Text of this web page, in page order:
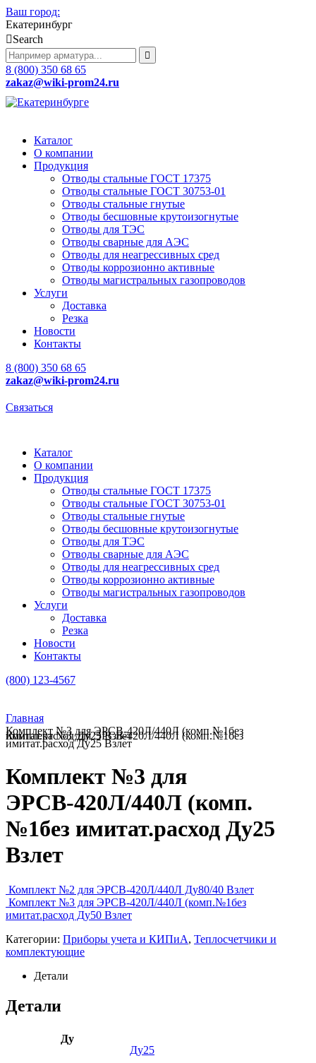
Ваш город:
Екатеринбург
Search
8 (800) 350 68 65
zakaz@wiki-prom24.ru
Каталог
О компании
Продукция
Отводы стальные ГОСТ 17375
Отводы стальные ГОСТ 30753-01
Отводы стальные гнутые
Отводы бесшовные крутоизогнутые
Отводы для ТЭС
Отводы сварные для АЭС
Отводы для неагрессивных сред
Отводы коррозионно активные
Отводы магистральных газопроводов
Услуги
Доставка
Резка
Новости
Контакты
8 (800) 350 68 65
zakaz@wiki-prom24.ru
Связаться
Каталог
О компании
Продукция
Отводы стальные ГОСТ 17375
Отводы стальные ГОСТ 30753-01
Отводы стальные гнутые
Отводы бесшовные крутоизогнутые
Отводы для ТЭС
Отводы сварные для АЭС
Отводы для неагрессивных сред
Отводы коррозионно активные
Отводы магистральных газопроводов
Услуги
Доставка
Резка
Новости
Контакты
(800) 123-4567
Главная
Комплект №3 для ЭРСВ-420Л/440Л (комп.№1без
имитат.расход Ду25 Взлет
Комплект №3 для ЭРСВ-420Л/440Л (комп.№1без имитат.расход Ду25 Взлет
Комплект №3 для
ЭРСВ-420Л/440Л (комп.
№1без имитат.расход Ду25
Взлет
Комплект №2 для ЭРСВ-420Л/440Л Ду80/40 Взлет
Комплект №3 для ЭРСВ-420Л/440Л (комп.№1без
имитат.расход Ду50 Взлет
Категории: Приборы учета и КИПиА, Теплосчетчики и
комплектующие
Детали
Детали
Ду
Ду25